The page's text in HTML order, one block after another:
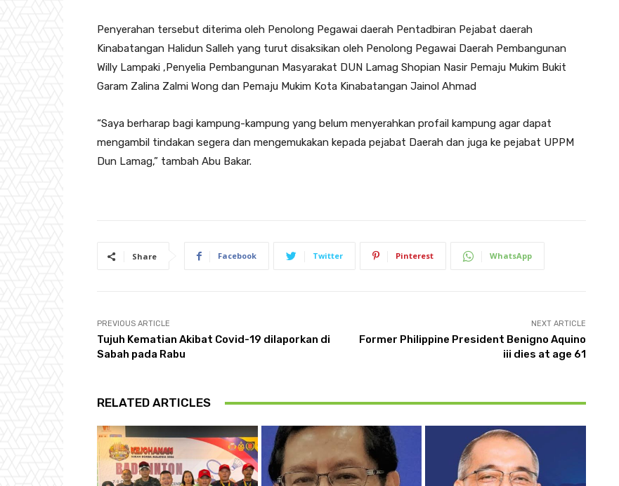
Penyerahan tersebut diterima oleh Penolong Pegawai daerah Pentadbiran Pejabat daerah
Kinabatangan Halidun Salleh yang turut disaksikan oleh Penolong Pegawai Daerah Pembangunan
Willy Lampaki ,Penyelia Pembangunan Masyarakat DUN Lamag Shopian Nasir Pemaju Mukim Bukit
Garam Zalina Zalmi Wong dan Pemaju Mukim Kota Kinabatangan Jainol Ahmad
“Saya berharap bagi kampung-kampung yang belum menyerahkan profail kampung agar dapat
mengambil tindakan segera dan mengemukakan kepada pejabat Daerah dan juga ke pejabat UPPM
Dun Lamag,” tambah Abu Bakar.
Share Facebook Twitter Pinterest WhatsApp
PREVIOUS ARTICLE
Tujuh Kematian Akibat Covid-19 dilaporkan di
Sabah pada Rabu
NEXT ARTICLE
Former Philippine President Benigno Aquino
iii dies at age 61
RELATED ARTICLES